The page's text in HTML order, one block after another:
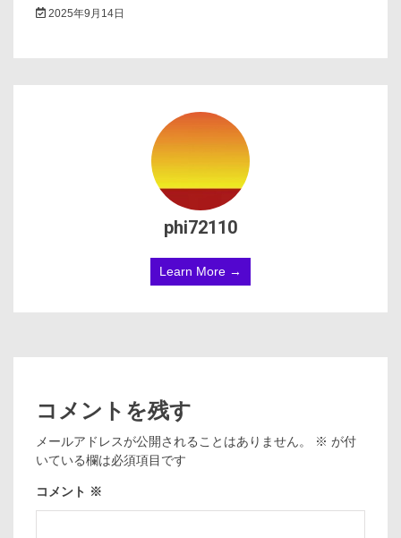
2025年9月14日
phi72110
Learn More →
コメントを残す
メールアドレスが公開されることはありません。 ※ が付
いている欄は必須項目です
コメント ※